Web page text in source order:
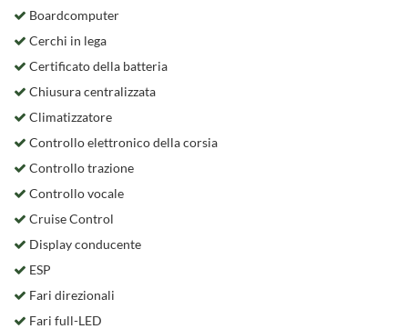
Boardcomputer
Cerchi in lega
Certificato della batteria
Chiusura centralizzata
Climatizzatore
Controllo elettronico della corsia
Controllo trazione
Controllo vocale
Cruise Control
Display conducente
ESP
Fari direzionali
Fari full-LED